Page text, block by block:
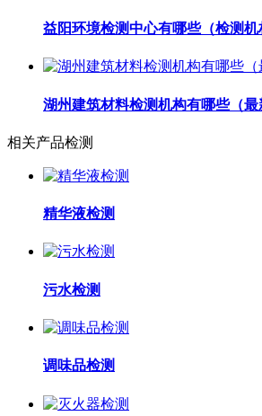
益阳环境检测中心有哪些（检测机
湖州建筑材料检测机构有哪些（最
相关产品检测
精华液检测
污水检测
调味品检测